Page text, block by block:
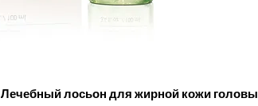
Лечебный лосьон для жирной кожи головы